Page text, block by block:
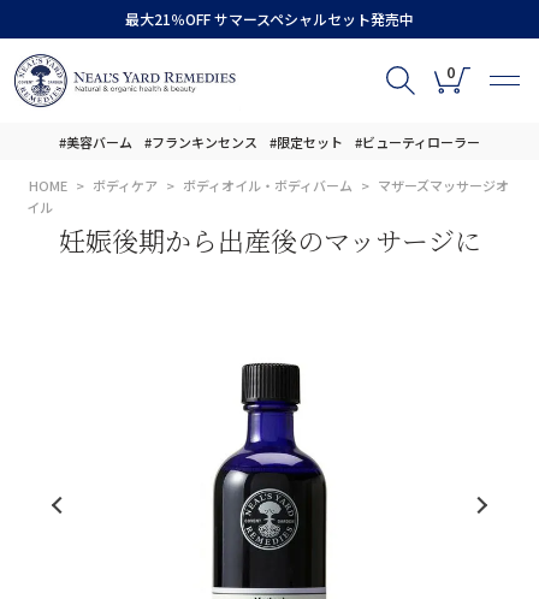
最大21％OFF サマースペシャルセット発売中
0
#美容バーム #フランキンセンス #限定セット #ビューティローラー
HOME ボディケア ボディオイル・ボディバーム
マザーズマッサージオ
イル
妊娠後期から出産後のマッサージに